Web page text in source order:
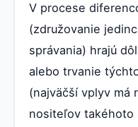
V procese
(združovanie
správania) hrajú
alebo trvanie
(najväčší vplyv má
nositeľov takéhoto